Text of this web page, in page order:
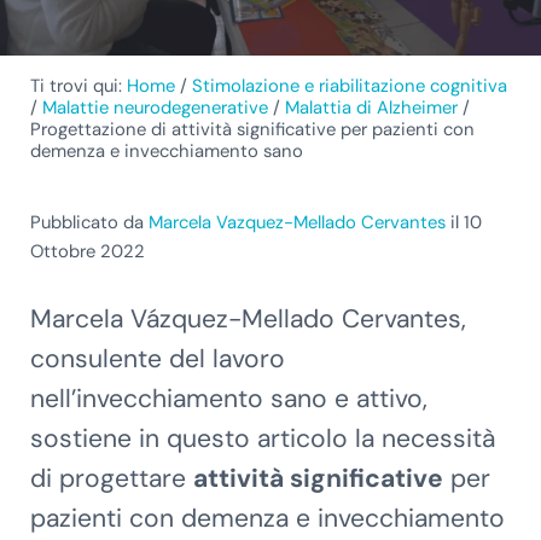
Ti trovi qui: Home / Stimolazione e riabilitazione cognitiva
/ Malattie neurodegenerative / Malattia di Alzheimer /
Progettazione di attività significative per pazienti con
demenza e invecchiamento sano
Pubblicato da Marcela Vazquez-Mellado Cervantesil 10
Ottobre 2022
Marcela Vázquez-Mellado Cervantes,
consulente del lavoro
nell’invecchiamento sano e attivo,
sostiene in questo articolo la necessità
di progettare attività significative per
pazienti con demenza e invecchiamento